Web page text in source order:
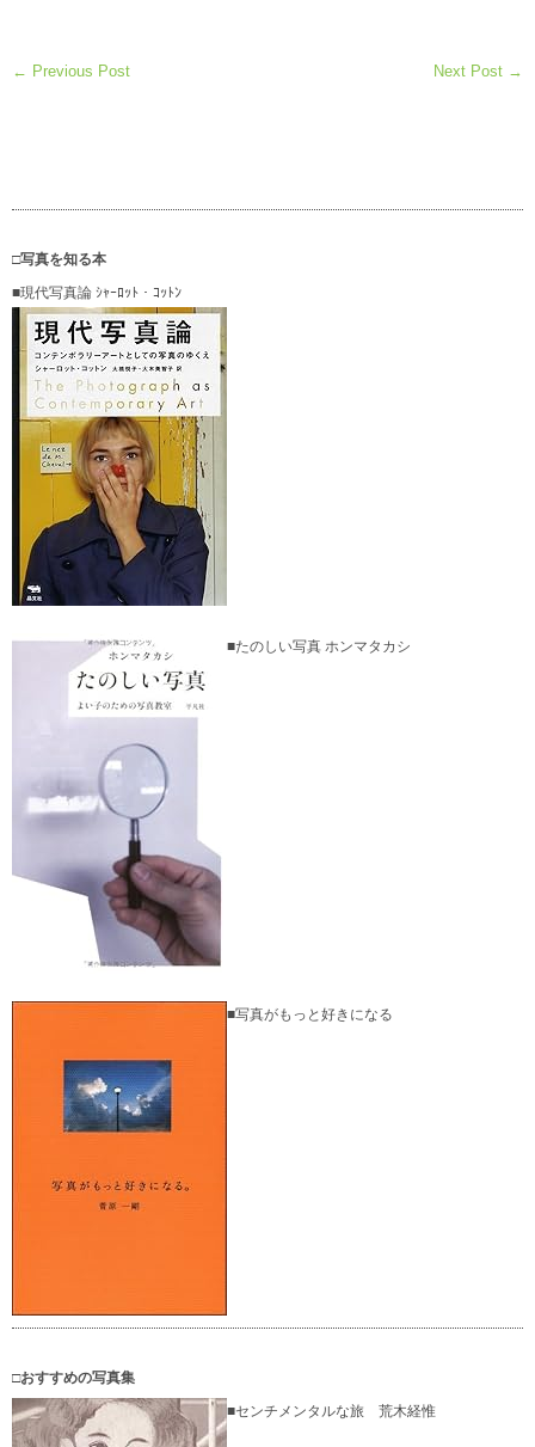
← Previous Post Next Post →
□写真を知る本
■現代写真論 ｼｬｰﾛｯﾄ・ｺｯﾄﾝ
■たのしい写真 ホンマタカシ
■写真がもっと好きになる
□おすすめの写真集
■センチメンタルな旅 荒木経惟